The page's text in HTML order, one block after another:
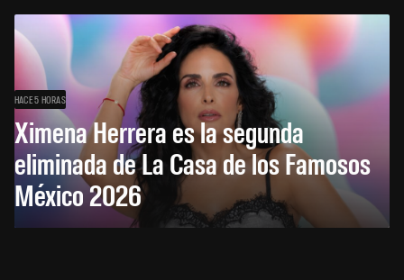
HACE 5 HORAS
Ximena Herrera es la segunda
eliminada de La Casa de los Famosos
México 2026